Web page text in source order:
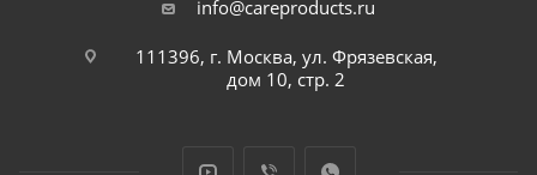
info@careproducts.ru
111396, г. Москва, ул. Фрязевская,
дом 10, стр. 2